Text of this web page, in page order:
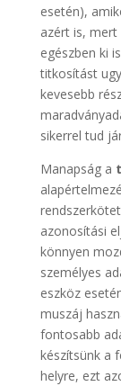
esetén),
azért is,
egészben ki
titkosítást
kevesebb
sikerrel tud
Manapság a
azonosítási
könnyen
személyes
eszköz
muszáj
fontosabb
készítsünk a
helyre, ezt